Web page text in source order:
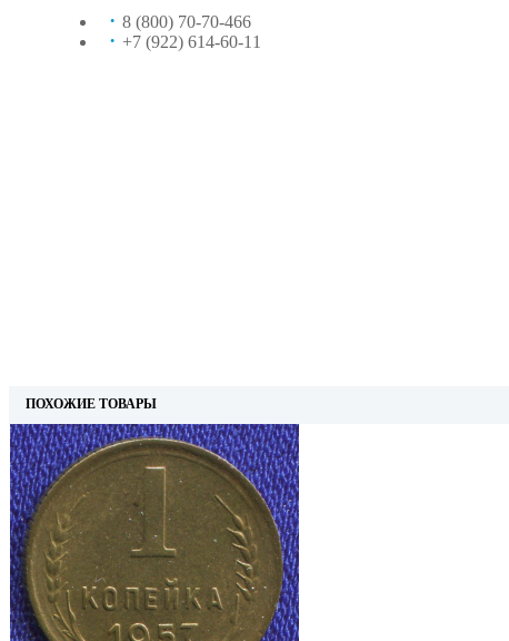
8 (800) 70-70-466
+7 (922) 614-60-11
ПОХОЖИЕ ТОВАРЫ